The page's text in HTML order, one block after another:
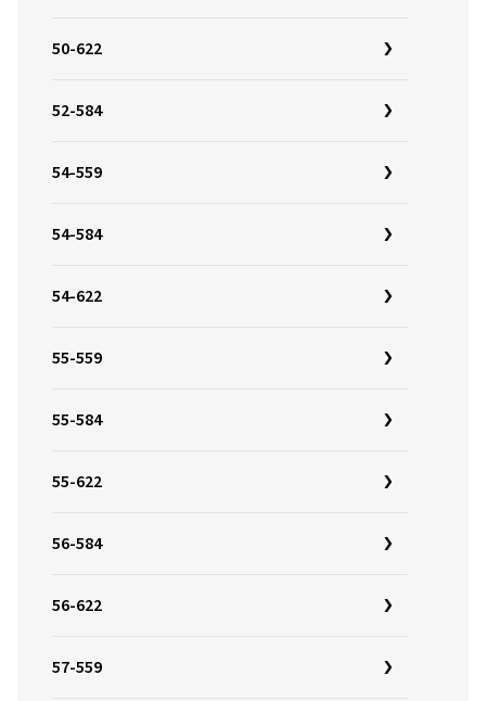
50-622
52-584
54-559
54-584
54-622
55-559
55-584
55-622
56-584
56-622
57-559